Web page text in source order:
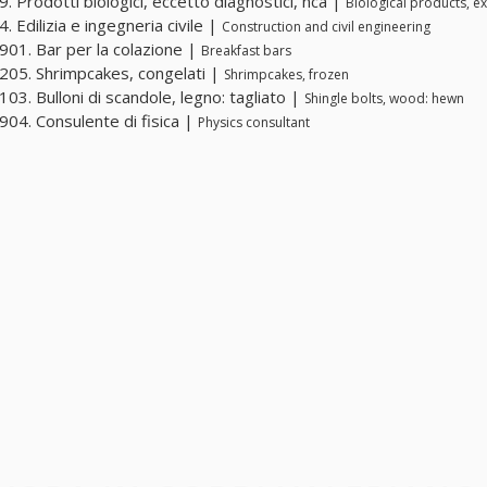
Edilizia e ingegneria civile | Construction and civil engineering
Bar per la colazione | Breakfast bars
Shrimpcakes, congelati | Shrimpcakes, frozen
Bulloni di scandole, legno: tagliato | Shingle bolts, wood: hewn
Consulente di fisica | Physics consultant